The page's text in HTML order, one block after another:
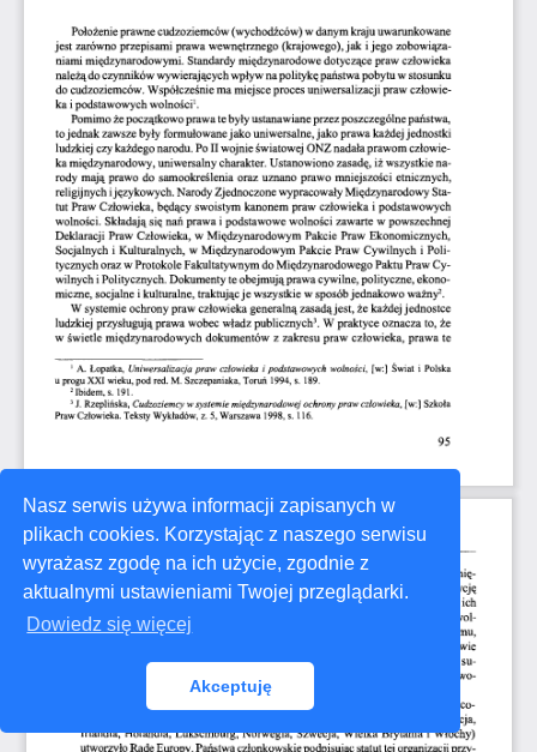
Nasz serwis używa informacji zapisanych w
plikach cookies. Korzystając z naszego serwisu
wyrażasz zgodę na ich użycie, zgodnie z
aktualnymi ustawieniami Twojej przeglądarki.
Dowiedz się więcej
Akceptuję